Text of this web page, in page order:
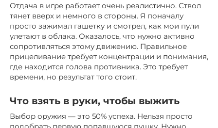
Отдача в игре работает очень реалистично. Ствол
тянет вверх и немного в стороны. Я поначалу
просто зажимал гашетку и смотрел, как мои пули
улетают в облака. Оказалось, что нужно активно
сопротивляться этому движению. Правильное
прицеливание требует концентрации и понимания,
где находится голова противника. Это требует
времени, но результат того стоит.
Что взять в руки, чтобы выжить
Выбор оружия — это 50% успеха. Нельзя просто
подобрать первую попавшуюся пушку. Нужно